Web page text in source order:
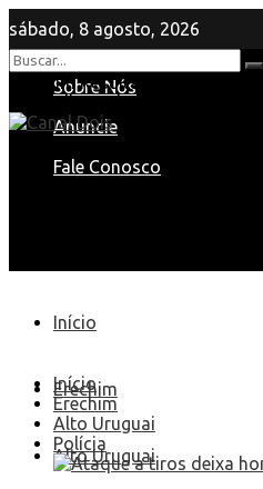
sábado, 8 agosto, 2026
Sobre Nós
Anuncie
Fale Conosco
Nenhum Resultado
View All Result
Início
Erechim
Alto Uruguai
Início
Erechim
Alto Uruguai
Polícia